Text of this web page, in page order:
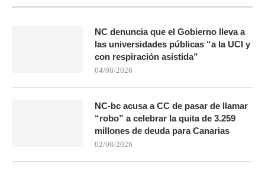
NC denuncia que el Gobierno lleva a
las universidades públicas “a la UCI y
con respiración asistida”
04/08/2026
NC-bc acusa a CC de pasar de llamar
“robo” a celebrar la quita de 3.259
millones de deuda para Canarias
02/08/2026